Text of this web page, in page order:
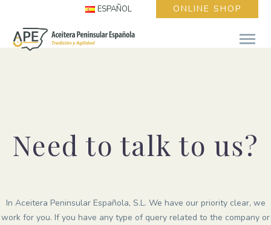
ESPAÑOL ONLINE SHOP
Need to talk to us?
In Aceitera Peninsular Española, S.L. We have our priority clear, we
work for you. If you have any type of query related to the company or